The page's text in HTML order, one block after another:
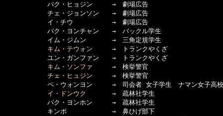
      　　　パク・ヒョジン　　　→　劇場広告
      　　　チェ・ジョンソン　　→　劇場広告
      　　　イ・チウ　　　　　　→　劇場広告
      　　　パク・ヨンチャン　　→　バックル学生
      　　　イム・ジムン　　　　→　三角定規学生
キム・テウォン →　トランクやくざ
      　　　ユン・ガンファン　　→　トランクやくざ
キム・ソンファ →　検挙警官
チェ・ヒュジン →　検挙警官
　　　ペ・ウォンヨン　　　→　司会者 女子学生　ナマン女子高
イ・ドンウク
→　疏林社学生
      　　　パク・ヨンホン　　　→　疏林社学生
      　　　キンポ　　　　　　　→　鼻ひげ部下